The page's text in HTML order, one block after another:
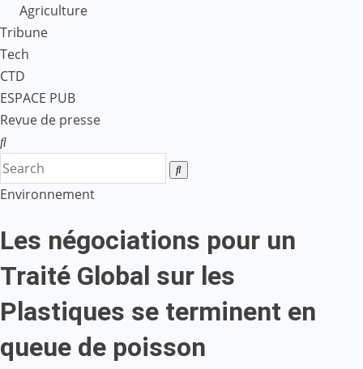
Agriculture
Tribune
Tech
CTD
ESPACE PUB
Revue de presse
Environnement
Les négociations pour un
Traité Global sur les
Plastiques se terminent en
queue de poisson